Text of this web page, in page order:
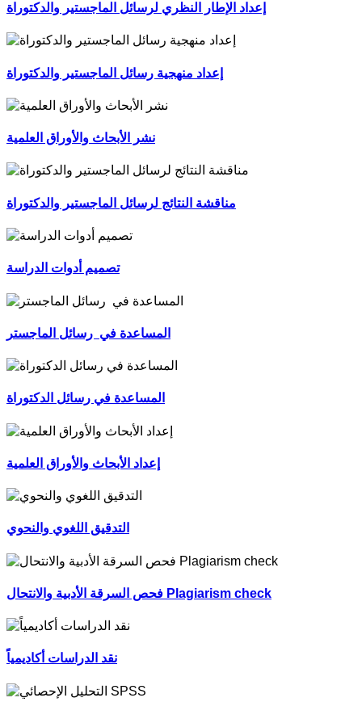
إعداد الإطار النظري لرسائل الماجستير والدكتوراة
إعداد منهجية رسائل الماجستير والدكتوراة
نشر الأبحاث والأوراق العلمية
مناقشة النتائج لرسائل الماجستير والدكتوراة
تصميم أدوات الدراسة
المساعدة في رسائل الماجستر
المساعدة في رسائل الدكتوراة
إعداد الأبحاث والأوراق العلمية
التدقيق اللغوي والنحوي
فحص السرقة الأدبية والانتحال Plagiarism check
نقد الدراسات أكاديمياً